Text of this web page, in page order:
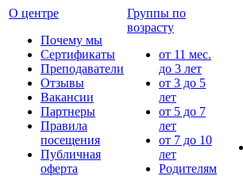
О центре
Почему мы
Сертификаты
Преподаватели
Отзывы
Вакансии
Партнеры
Правила
посещения
Публичная
оферта
Группы по
возрасту
от 11 мес.
до 3 лет
от 3 до 5
лет
от 5 до 7
лет
от 7 до 10
лет
Родителям